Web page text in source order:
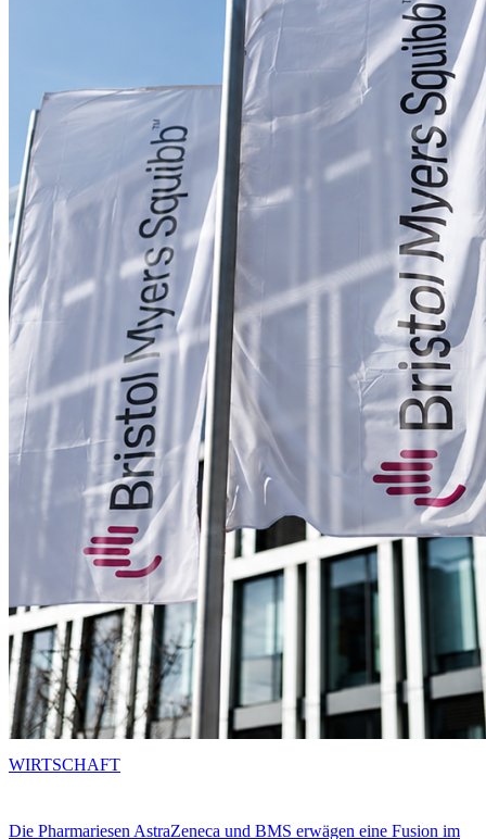
Die Pharmariesen AstraZeneca und BMS erwägen eine Fusion im
WIRTSCHAFT